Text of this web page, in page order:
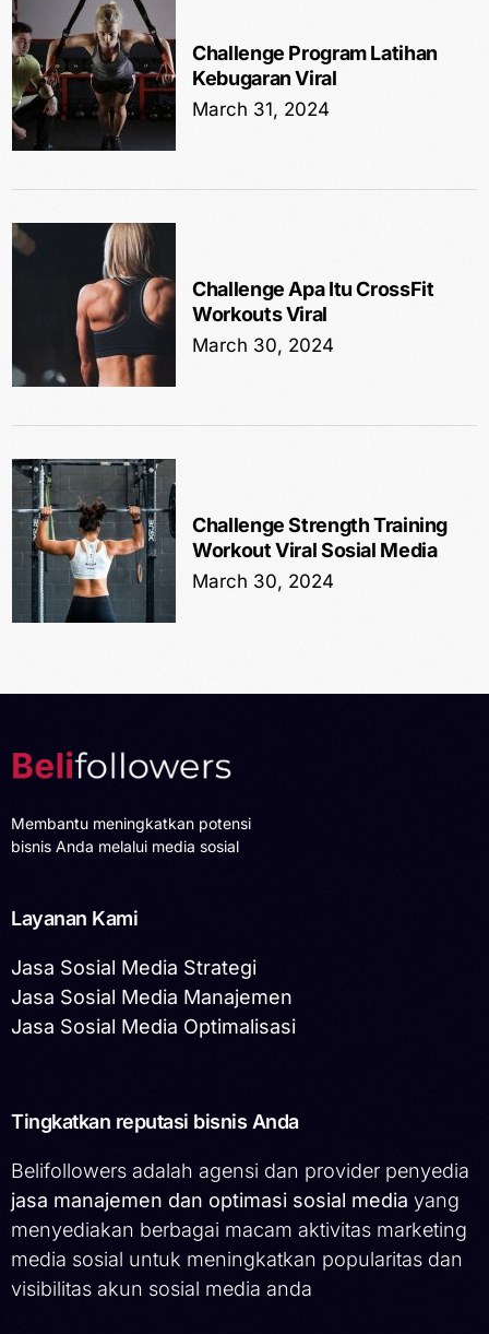
Challenge Program Latihan
Kebugaran Viral
March 31, 2024
Challenge Apa Itu CrossFit
Workouts Viral
March 30, 2024
Challenge Strength Training
Workout Viral Sosial Media
March 30, 2024
Membantu meningkatkan potensi
bisnis Anda melalui media sosial
Layanan Kami
Jasa Sosial Media Strategi
Jasa Sosial Media Manajemen
Jasa Sosial Media Optimalisasi
Tingkatkan reputasi bisnis Anda
Belifollowers adalah agensi dan provider penyedia
jasa manajemen dan optimasi sosial media yang
menyediakan berbagai macam aktivitas marketing
media sosial untuk meningkatkan popularitas dan
visibilitas akun sosial media anda